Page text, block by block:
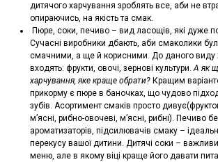
дитячого харчування зроблять все, аби не
опираючись, на якість та смак.
Пюре, соки, печиво – вид ласощів, які дуже
Сучасні виробники дбають, аби смаколики
смачними, а ще й корисними. До даного виду
входять: фрукти, овочі, зернові культури.А як
харчування, яке краще обрати?Кращим
прикорму є пюре в баночках, що чудово
зубів. Асортимент смаків просто
м’ясні, рибно-овочеві, м’ясні, рибні). Печиво
ароматизаторів, підсилювачів смаку –
перекусу вашої дитини. Дитячі соки –
меню, але в якому віці краще його давати